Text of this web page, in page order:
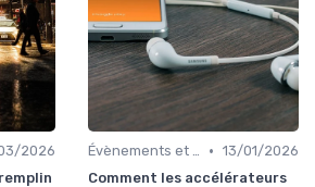
2026
Évènements et innovation • 13/01/2026
Comment les accélérateurs